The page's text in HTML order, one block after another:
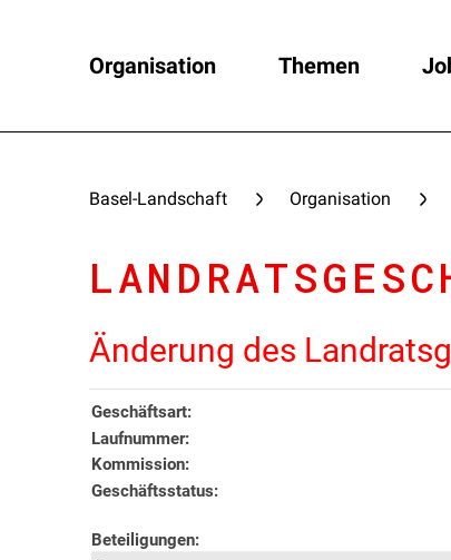
Organisation Themen
Basel-Landschaft Organisation